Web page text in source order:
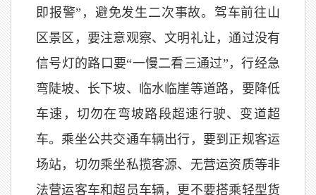
即报警”，避免发生二次事故。驾车前往山
区景区，要注意观察、文明礼让，通过没有
信号灯的路口要“一慢二看三通过”，行经急
弯陡坡、长下坡、临水临崖等道路，要降低
车速，切勿在弯坡路段超速行驶、变道超
车。乘坐公共交通车辆出行，要到正规客运
场站，切勿乘坐私揽客源、无营运资质等非
法营运客车和超员车辆，更不要搭乘轻型货